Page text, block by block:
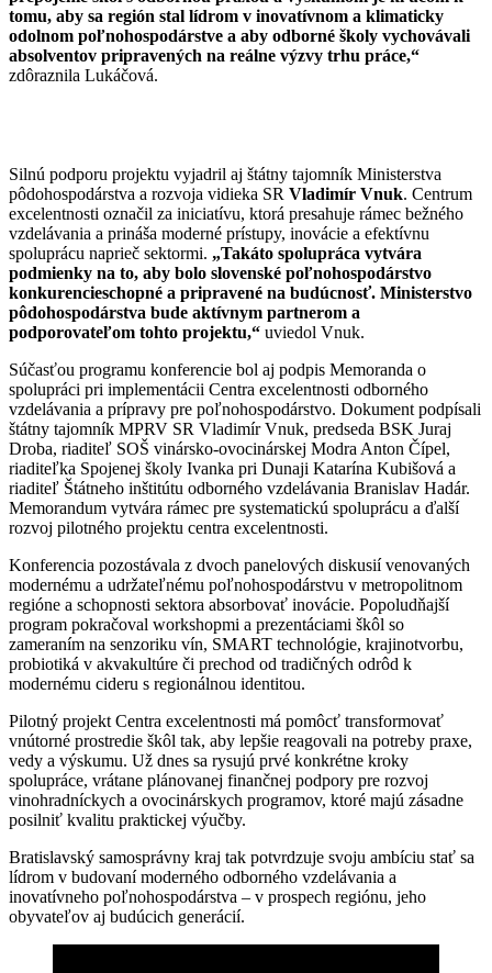
tomu, aby sa región stal lídrom v inovatívnom a klimaticky
odolnom poľnohospodárstve a aby odborné školy vychovávali
absolventov pripravených na reálne výzvy trhu práce,“
zdôraznila Lukáčová.
Silnú podporu projektu vyjadril aj štátny tajomník Ministerstva
pôdohospodárstva a rozvoja vidieka SR Vladimír Vnuk. Centrum
excelentnosti označil za iniciatívu, ktorá presahuje rámec bežného
vzdelávania a prináša moderné prístupy, inovácie a efektívnu
spoluprácu naprieč sektormi. „Takáto spolupráca vytvára
podmienky na to, aby bolo slovenské poľnohospodárstvo
konkurencieschopné a pripravené na budúcnosť. Ministerstvo
pôdohospodárstva bude aktívnym partnerom a
podporovateľom tohto projektu,“ uviedol Vnuk.
Súčasťou programu konferencie bol aj podpis Memoranda o
spolupráci pri implementácii Centra excelentnosti odborného
vzdelávania a prípravy pre poľnohospodárstvo. Dokument podpísali
štátny tajomník MPRV SR Vladimír Vnuk, predseda BSK Juraj
Droba, riaditeľ SOŠ vinársko-ovocinárskej Modra Anton Čípel,
riaditeľka Spojenej školy Ivanka pri Dunaji Katarína Kubišová a
riaditeľ Štátneho inštitútu odborného vzdelávania Branislav Hadár.
Memorandum vytvára rámec pre systematickú spoluprácu a ďalší
rozvoj pilotného projektu centra excelentnosti.
Konferencia pozostávala z dvoch panelových diskusií venovaných
modernému a udržateľnému poľnohospodárstvu v metropolitnom
regióne a schopnosti sektora absorbovať inovácie. Popoludňajší
program pokračoval workshopmi a prezentáciami škôl so
zameraním na senzoriku vín, SMART technológie, krajinotvorbu,
probiotiká v akvakultúre či prechod od tradičných odrôd k
modernému cideru s regionálnou identitou.
Pilotný projekt Centra excelentnosti má pomôcť transformovať
vnútorné prostredie škôl tak, aby lepšie reagovali na potreby praxe,
vedy a výskumu. Už dnes sa rysujú prvé konkrétne kroky
spolupráce, vrátane plánovanej finančnej podpory pre rozvoj
vinohradníckych a ovocinárskych programov, ktoré majú zásadne
posilniť kvalitu praktickej výučby.
Bratislavský samosprávny kraj tak potvrdzuje svoju ambíciu stať sa
lídrom v budovaní moderného odborného vzdelávania a
inovatívneho poľnohospodárstva – v prospech regiónu, jeho
obyvateľov aj budúcich generácií.